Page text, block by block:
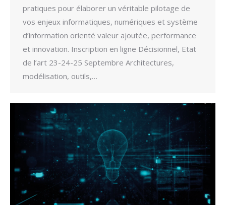
pratiques pour élaborer un véritable pilotage de
vos enjeux informatiques, numériques et système
d’information orienté valeur ajoutée, performance
et innovation. Inscription en ligne Décisionnel, Etat
de l’art 23-24-25 Septembre Architectures,
modélisation, outils,…